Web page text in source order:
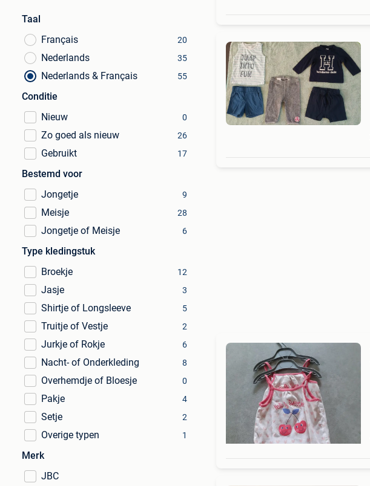
Taal
Français
20
Nederlands 35
Nederlands & Français 55
Conditie
Nieuw
0
Zo goed als nieuw 26
Gebruikt 17
Bestemd voor
Jongetje
9
Meisje 28
Jongetje of Meisje 6
Type kledingstuk
Broekje
12
Jasje 3
Shirtje of Longsleeve 5
Truitje of Vestje 2
Jurkje of Rokje 6
Nacht- of Onderkleding 8
Overhemdje of Bloesje 0
Pakje 4
Setje 2
Overige typen 1
Merk
JBC